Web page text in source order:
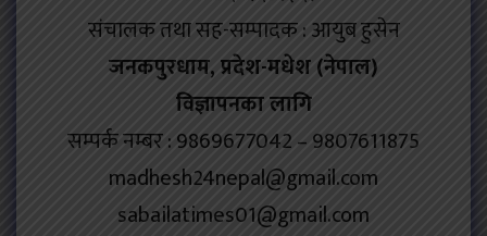
संचालक तथा सह-सम्पादक : आयुब हुसेन
जनकपुरधाम, प्रदेश-मधेश (नेपाल)
विज्ञापनका लागि
सम्पर्क नम्बर : 9869677042 – 9807611875
madhesh24nepal@gmail.com
sabailatimes01@gmail.com